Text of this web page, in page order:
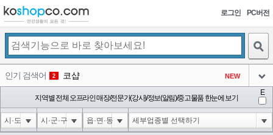
로그인 PC버전
인기 검색어 2 코샵 NEW
3 10'XOR(1*if(now()=sysdate(),sleep(15),0))XOR'Z
아이콘
4 1'||DBMS_PIPE.RECEIVE_MESSAGE(CHR(98)||CHR(98)||CHR(98),15)||'
아이콘
지역별 전체 오프라인 매장/전문가(강사)/정보(알림)/중고물품 한눈에 보기
E